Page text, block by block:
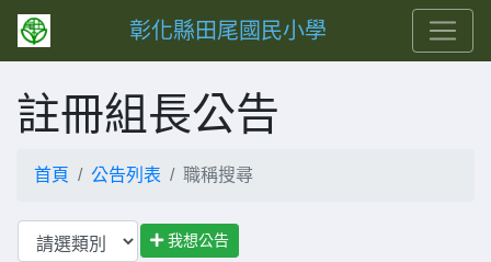
彰化縣田尾國民小學
註冊組長公告
首頁 公告列表 職稱搜尋
我想公告